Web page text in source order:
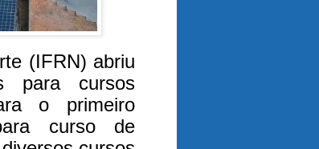
(IFRN) abriu
para cursos
o primeiro
curso de